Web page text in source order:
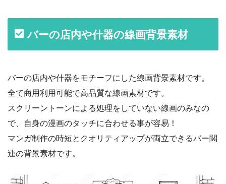
バーの店内や什器の線画背景素材
バーの店内や什器をモチーフにした線画背景素材です。
全て商用利用可能で高品質な線画素材です。
スクリーントーンによる処理をしていない線画のみなの
で、自身の漫画のタッチに合わせる事が容易！
マンガ制作の時短とクオリティアップが両立できるバー関
連の背景素材です。